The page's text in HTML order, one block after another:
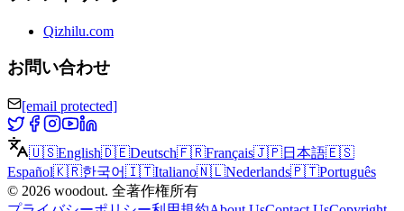
Qizhilu.com
お問い合わせ
[email protected]
🇺🇸English🇩🇪Deutsch🇫🇷Français🇯🇵日本語🇪🇸
Español🇰🇷한국어🇮🇹Italiano🇳🇱Nederlands🇵🇹Português
© 2026 woodout. 全著作権所有